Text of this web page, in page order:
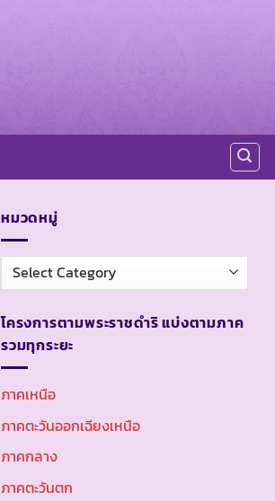
หมวดหมู่
หมวด
หมู่
โครงการตามพระราชดำริ แบ่งตามภาค
รวมทุกระยะ
ภาคเหนือ
ภาคตะวันออกเฉียงเหนือ
ภาคกลาง
ภาคตะวันตก